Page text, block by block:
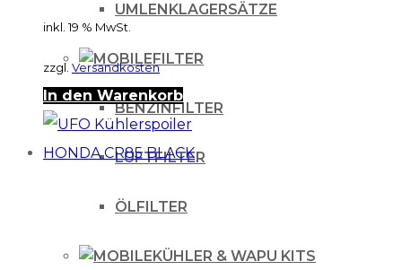
UMLENKLAGERSÄTZE
FILTER
BENZINFILTER
LUFTFILTER
ÖLFILTER
KÜHLER & WAPU KITS
inkl. 19 % MwSt.
zzgl. Versandkosten
In den Warenkorb